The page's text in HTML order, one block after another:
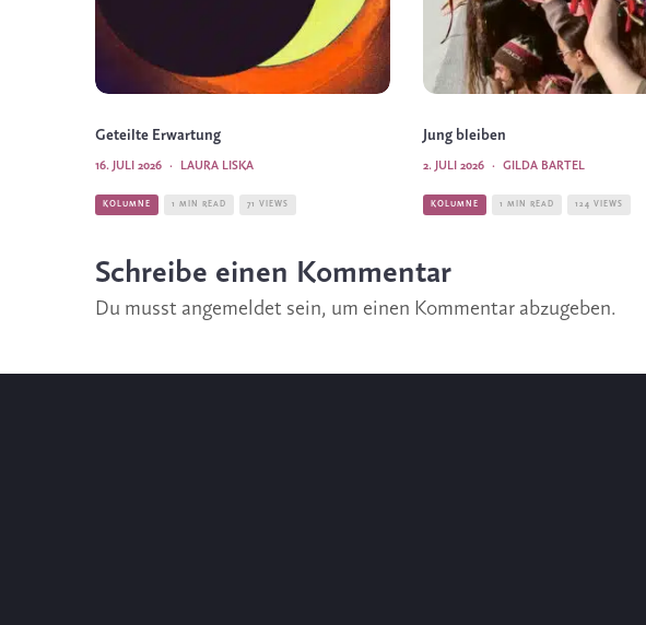
Geteilte Erwartung
LAURA LISKA
·
16. JULI 2026
KOLUMNE 1 MIN READ 71 VIEWS
Jung bleiben
GILDA BARTEL
·
2. JULI 2026
KOLUMNE 1 MIN READ 124 VIEWS
Schreibe einen Kommentar
Du musst angemeldet sein, um einen Kommentar abzugeben.